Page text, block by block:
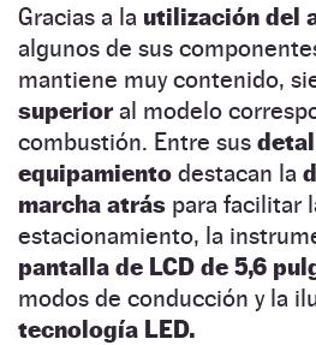
Gracias a la utilización del
algunos de sus
mantiene muy contenido,
superioral modelo
combustión. Entre sus
equipamiento destacan la
marcha atrás para facilitar
estacionamiento, la
pantalla de LCD de 5,6
modos de conducción y la
tecnología LED.